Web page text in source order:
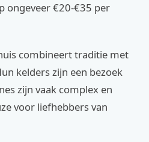
ongeveer €20-€35 per
combineert traditie met
kelders zijn een bezoek
zijn vaak complex en
voor liefhebbers van